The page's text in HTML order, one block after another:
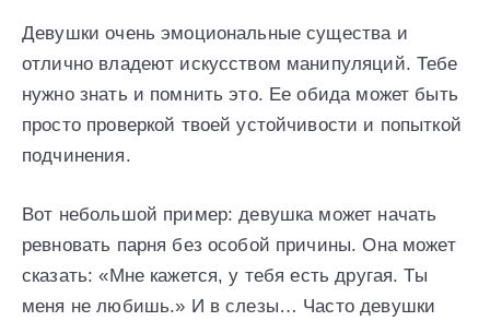
Девушки очень эмоциональные существа и
отлично владеют искусством манипуляций. Тебе
нужно знать и помнить это. Ее обида может быть
просто проверкой твоей устойчивости и попыткой
подчинения.
Вот небольшой пример: девушка может начать
ревновать парня без особой причины. Она может
сказать: «Мне кажется, у тебя есть другая. Ты
меня не любишь.» И в слезы… Часто девушки